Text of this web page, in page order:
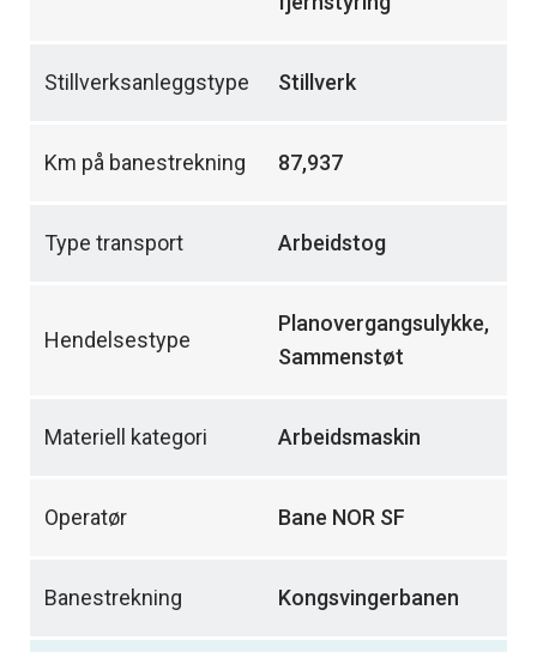
Stillverksanleggstype Stillverk
Km på banestrekning 87,937
Type transport Arbeidstog
Hendelsestype
Planovergangsulykke,
Sammenstøt
Materiell kategori Arbeidsmaskin
Operatør Bane NOR SF
Banestrekning Kongsvingerbanen